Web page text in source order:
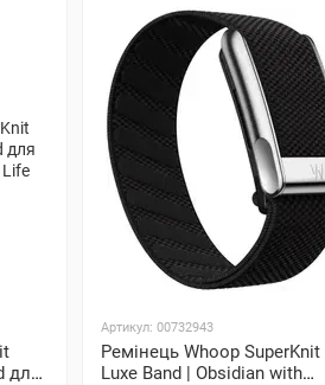
для
Артикул: 00732943
Ремінець Whoop SuperKnit
Luxe Band | Obsidian with